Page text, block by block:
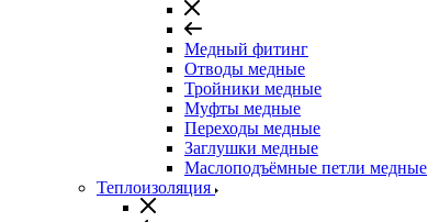
Медный фитинг
Отводы медные
Тройники медные
Муфты медные
Переходы медные
Заглушки медные
Маслоподъёмные петли медные
Теплоизоляция